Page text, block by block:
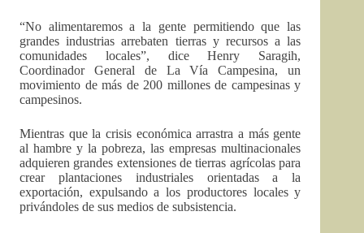
“No alimentaremos a la gente permitiendo que las
grandes industrias arrebaten tierras y recursos a las
comunidades locales”, dice Henry Saragih,
Coordinador General de La Vía Campesina, un
movimiento de más de 200 millones de campesinas y
campesinos.
Mientras que la crisis económica arrastra a más gente
al hambre y la pobreza, las empresas multinacionales
adquieren grandes extensiones de tierras agrícolas para
crear plantaciones industriales orientadas a la
exportación, expulsando a los productores locales y
privándoles de sus medios de subsistencia.